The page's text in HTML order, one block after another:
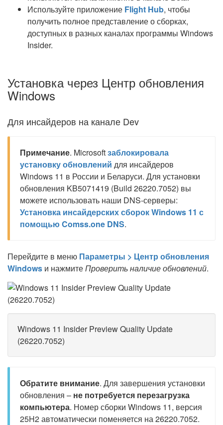
Используйте приложение Flight Hub, чтобы
получить полное представление о сборках,
доступных в разных каналах программы Windows
Insider.
Установка через Центр обновления
Windows
Для инсайдеров на канале Dev
Примечание. Microsoftзаблокировала
установку обновлений для инсайдеров
Windows 11 в России и Беларуси. Для установки
обновления KB5071419 (Build 26220.7052) вы
можете использовать наши DNS-серверы:
Установка инсайдерских сборок Windows 11 с
помощью Comss.one DNS.
Перейдите в меню Параметры > Центр обновления
Windows и нажмитеПроверить наличие обновлений.
Windows 11 Insider Preview Quality Update
(26220.7052)
Обратите внимание. Для завершения установки
обновления – не потребуется перезагрузка
компьютера. Номер сборки Windows 11, версия
25H2 автоматически поменяется на 26220.7052.